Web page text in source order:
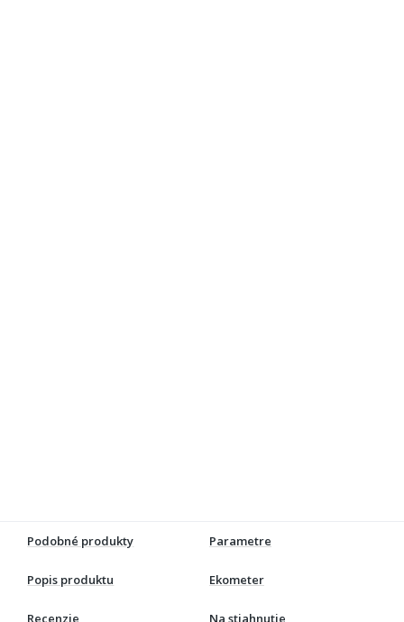
Podobné produkty Parametre
Popis produktu Ekometer
Recenzie Na stiahnutie